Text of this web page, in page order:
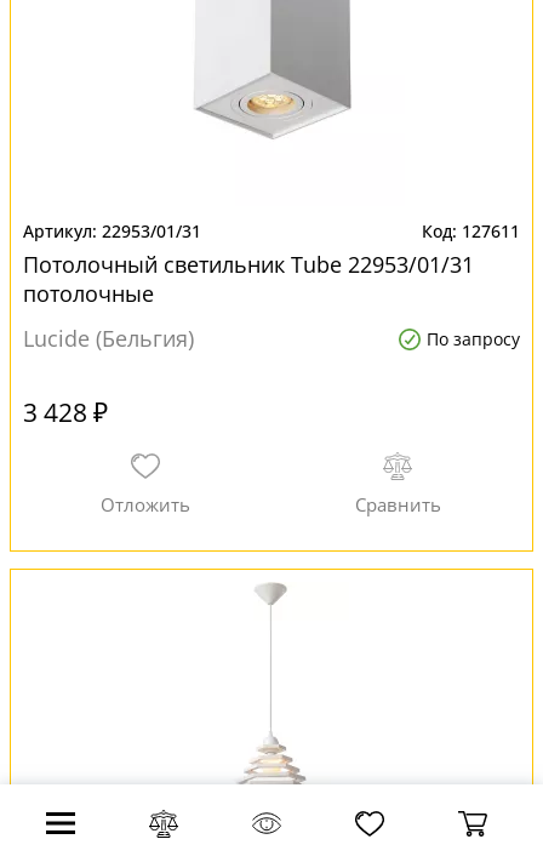
22953/01/31 127611
Потолочный светильник Tube 22953/01/31
потолочные
Lucide (Бельгия)
По запросу
3 428 ₽